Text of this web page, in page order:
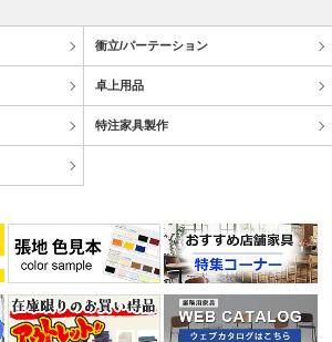
衝立/パーテーション
卓上用品
特注家具製作